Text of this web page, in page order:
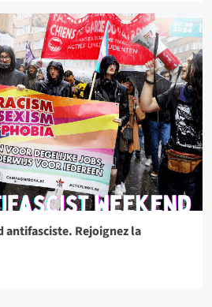
antifasciste. Rejoignez la